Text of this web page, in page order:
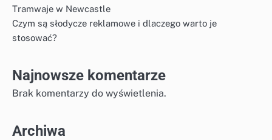
Tramwaje w Newcastle
Czym są słodycze reklamowe i dlaczego warto je
stosować?
Najnowsze komentarze
Brak komentarzy do wyświetlenia.
Archiwa